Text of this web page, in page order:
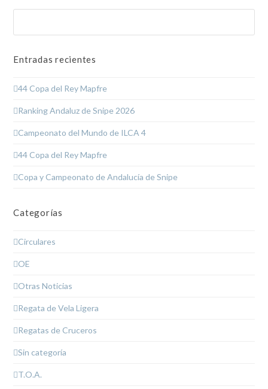
Entradas recientes
44 Copa del Rey Mapfre
Ranking Andaluz de Snipe 2026
Campeonato del Mundo de ILCA 4
44 Copa del Rey Mapfre
Copa y Campeonato de Andalucía de Snipe
Categorías
Circulares
OE
Otras Noticias
Regata de Vela Ligera
Regatas de Cruceros
Sin categoría
T.O.A.